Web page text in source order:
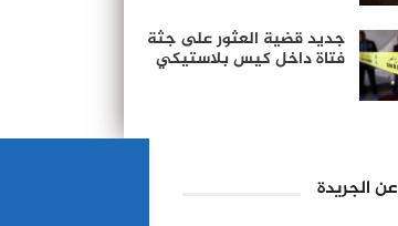
جديد قضية العثور على جثة
فتاة داخل كيس بلاستيكي
عن الجريدة